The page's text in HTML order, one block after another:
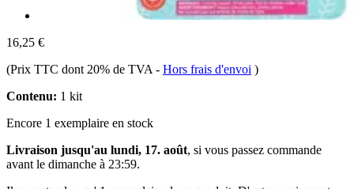
16,25 €
(Prix TTC dont 20% de TVA - Hors frais d'envoi )
Contenu: 1 kit
Encore 1 exemplaire en stock
Livraison jusqu'au lundi, 17. août, si vous passez commande
avant le dimanche à 23:59.